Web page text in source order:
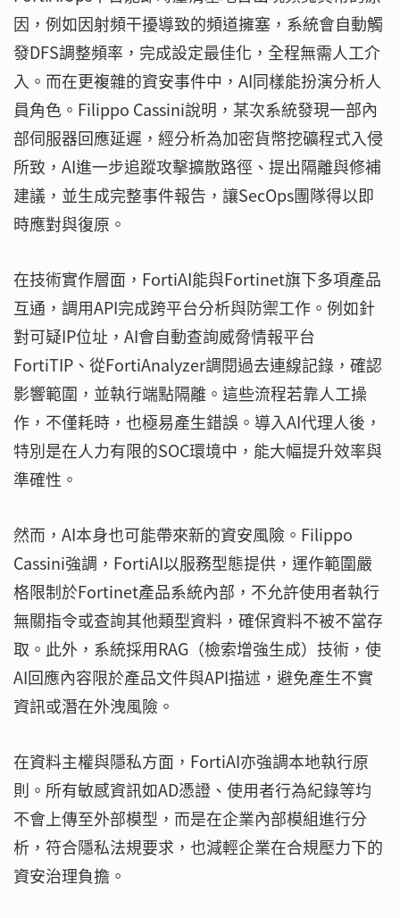
因，例如因射頻干擾導致的頻道擁塞，系統會自動觸
發DFS調整頻率，完成設定最佳化，全程無需人工介
入。而在更複雜的資安事件中，AI同樣能扮演分析人
員角色。Filippo Cassini說明，某次系統發現一部內
部伺服器回應延遲，經分析為加密貨幣挖礦程式入侵
所致，AI進一步追蹤攻擊擴散路徑、提出隔離與修補
建議，並生成完整事件報告，讓SecOps團隊得以即
時應對與復原。
在技術實作層面，FortiAI能與Fortinet旗下多項產品
互通，調用API完成跨平台分析與防禦工作。例如針
對可疑IP位址，AI會自動查詢威脅情報平台
FortiTIP、從FortiAnalyzer調閱過去連線記錄，確認
影響範圍，並執行端點隔離。這些流程若靠人工操
作，不僅耗時，也極易產生錯誤。導入AI代理人後，
特別是在人力有限的SOC環境中，能大幅提升效率與
準確性。
然而，AI本身也可能帶來新的資安風險。Filippo
Cassini強調，FortiAI以服務型態提供，運作範圍嚴
格限制於Fortinet產品系統內部，不允許使用者執行
無關指令或查詢其他類型資料，確保資料不被不當存
取。此外，系統採用RAG（檢索增強生成）技術，使
AI回應內容限於產品文件與API描述，避免產生不實
資訊或潛在外洩風險。
在資料主權與隱私方面，FortiAI亦強調本地執行原
則。所有敏感資訊如AD憑證、使用者行為紀錄等均
不會上傳至外部模型，而是在企業內部模組進行分
析，符合隱私法規要求，也減輕企業在合規壓力下的
資安治理負擔。